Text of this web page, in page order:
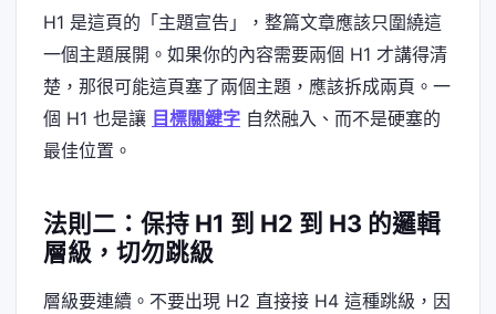
H1 是這頁的「主題宣告」，整篇文章應該只圍繞這
一個主題展開。如果你的內容需要兩個 H1 才講得清
楚，那很可能這頁塞了兩個主題，應該拆成兩頁。一
個 H1 也是讓 目標關鍵字 自然融入、而不是硬塞的
最佳位置。
法則二：保持 H1 到 H2 到 H3 的邏輯
層級，切勿跳級
層級要連續。不要出現 H2 直接接 H4 這種跳級，因